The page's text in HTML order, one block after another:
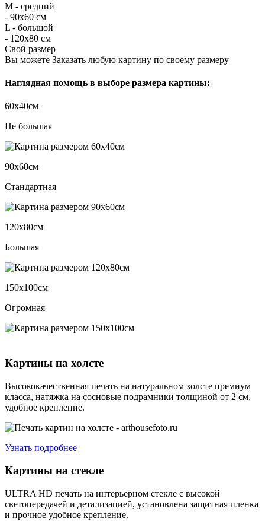
M - средний
- 90х60 см
L - большой
- 120х80 см
Свой размер
Вы можете Заказать любую картину по своему размеру
Наглядная помощь в выборе размера картины:
60х40см
Не большая
90х60см
Стандартная
120х80см
Большая
150х100см
Огромная
Картины на холсте
Высококачественная печать на натуральном холсте премиум
класса, натяжка на сосновые подрамники толщиной от 2 см,
удобное крепление.
Узнать подробнее
Картины на стекле
ULTRA HD печать на интерьерном стекле с высокой
светопередачей и детализацией, установлена защитная пленка
и прочное удобное крепление.